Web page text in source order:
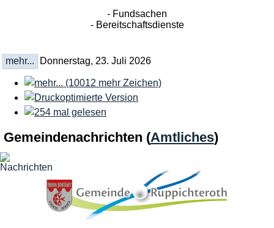
- Fundsachen
- Bereitschaftsdienste
mehr... Donnerstag, 23. Juli 2026
Gemeindenachrichten (Amtliches)